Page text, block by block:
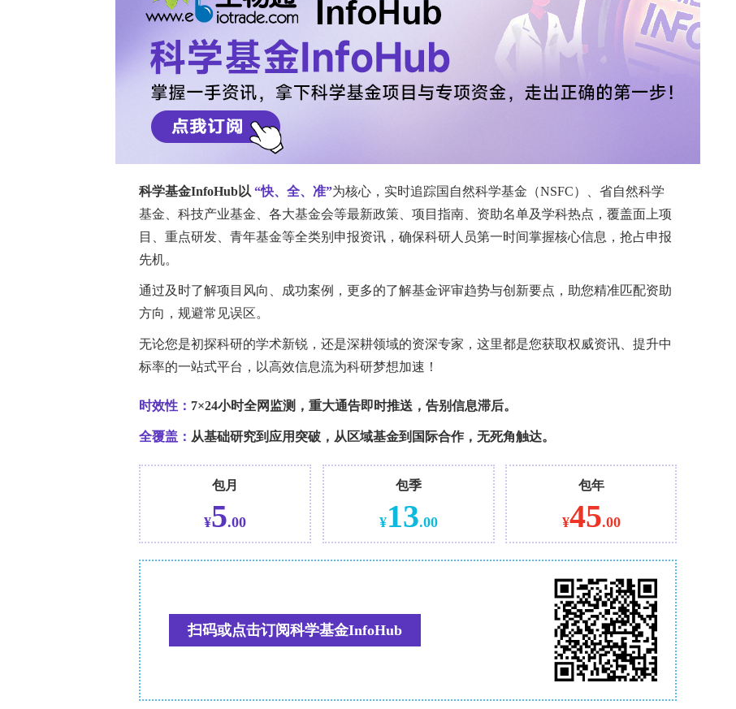
Hennebert现象）及对体内声音的过敏反应。既往研究虽已明确耳石介导的反应（如眼源性前
庭诱发肌源电位，oVEMP）在SCDS中增强，但高频下半规管功能的行为却存在争议：许多患
者在椭圆囊反应保留甚至亢进的情况下，视频头脉冲试验（video Head Impulse Test,
vHIT）所测的上半规管前庭-眼动反射（vestibulo-oculomotor reflex, VOR）增益反而降
低。这一vHIT–oVEMP解离（dissociation）现象提示裂隙的机械效应而非感觉上皮损伤，但
其具体机制尚需在大样本队列中系统验证。Goyens等建立的流固耦合（fluid-structure
interaction, FSI）模型表明：高频头脉冲在椭圆囊中产生内淋巴涡流，驱动壶腹帽呈不对称S
形变形以选择性激活I型不规则传入纤维；裂隙存在时，部分机械能量经第三窗分流，削弱涡流
形成与壶腹帽位移，从而造成vHIT上的假性功能减退（pseudo-hypofunction）。与此同时，
第三窗增强了声和振动能量向椭圆囊及上半规管传入纤维的传递，解释了oVEMP的增强反应。
本研究旨在系统探讨经CT确诊的SCDS患者中，vHIT评估的动态半规管反应与oVEMP评估的
耳石反应之间的关系，并借助生物力学与神经生理学模型阐明裂隙对半规管和耳石通路产生不
同影响的机制。该论文发表在《European Archives of Oto-Rhino-Laryngology》。
**主要关键技术方法**
本研究为回顾性观察研究，遵循STROBE指南，数据来源于2015至2024年间MSA ENT中心
连续成年患者的常规前庭检查，纳入标准包括：年龄≥18岁、具有符合第三窗病变的听觉/前庭
经耳科手术、中枢神经系统疾病、近期前庭损伤及不完整记录。最终纳入53例CT确诊SCDS患
者（单侧43例，双侧10例）。技术方法主要涵盖：①视频头脉冲试验（vHIT），采用
OtosuiteV?设备，在150–250°/s峰值速度下于各半规管平面给予不可预知的头冲动，至少15
源性前庭诱发肌源电位（oVEMP），以骨导振动（BCV，500 Hz及4000 Hz）或气导声
（ACS）刺激，于眼下约1 cm处记录n10（负波，5–10 μV），反映椭圆囊-眼肌通路功能；
③颈源性前庭诱发肌源电位（cVEMP），电极置于胸锁乳突肌中段，记录p13-n23复合波。所
有统计采用STATA 19.5软件，正态性检验（Shapiro–Wilk）、分组比较（单因素方差分析或
Kruskal–Wallis检验）、比例比较（χ2或Fisher精确检验），显著性水平p<0.05。